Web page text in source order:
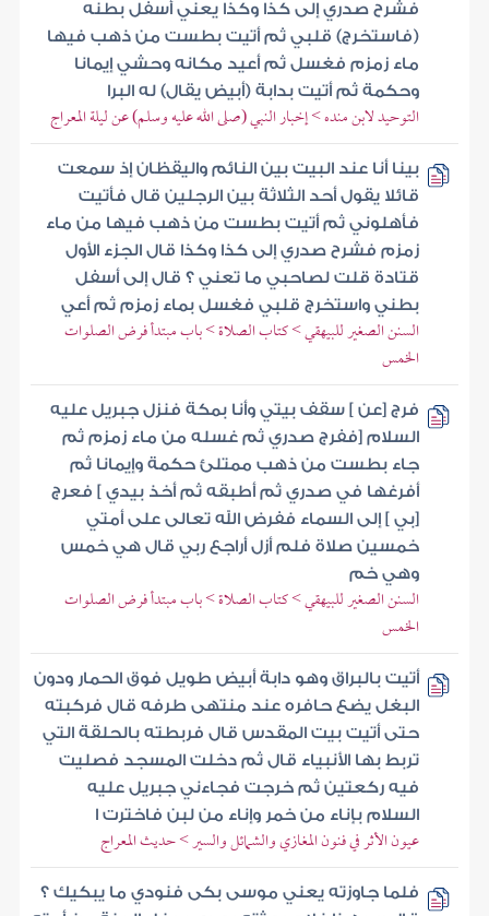
فشرح صدري إلى كذا وكذا يعني أسفل بطنه
(فاستخرج) قلبي ثم أتيت بطست من ذهب فيها
ماء زمزم فغسل ثم أعيد مكانه وحشي إيمانا
وحكمة ثم أتيت بدابة (أبيض يقال) له البرا
التوحيد لابن منده > إخبار النبي (صلى الله عليه وسلم) عن ليلة المعراج
بينا أنا عند البيت بين النائم واليقظان إذ سمعت
قائلا يقول أحد الثلاثة بين الرجلين قال فأتيت
فأهلوني ثم أتيت بطست من ذهب فيها من ماء
زمزم فشرح صدري إلى كذا وكذا قال الجزء الأول
قتادة قلت لصاحبي ما تعني ؟ قال إلى أسفل
بطني واستخرج قلبي فغسل بماء زمزم ثم أعي
السنن الصغير للبيهقي > كتاب الصلاة > باب مبتدأ فرض الصلوات
الخمس
فرج [عن ] سقف بيتي وأنا بمكة فنزل جبريل عليه
السلام [ففرج صدري ثم غسله من ماء زمزم ثم
جاء بطست من ذهب ممتلئ حكمة وإيمانا ثم
أفرغها في صدري ثم أطبقه ثم أخذ بيدي ] فعرج
[بي ] إلى السماء ففرض الله تعالى على أمتي
خمسين صلاة فلم أزل أراجع ربي قال هي خمس
وهي خم
السنن الصغير للبيهقي > كتاب الصلاة > باب مبتدأ فرض الصلوات
الخمس
أتيت بالبراق وهو دابة أبيض طويل فوق الحمار ودون
البغل يضع حافره عند منتهى طرفه قال فركبته
حتى أتيت بيت المقدس قال فربطته بالحلقة التي
تربط بها الأنبياء قال ثم دخلت المسجد فصليت
فيه ركعتين ثم خرجت فجاءني جبريل عليه
السلام بإناء من خمر وإناء من لبن فاخترت ا
عيون الأثر في فنون المغازي والشمائل والسير > حديث المعراج
فلما جاوزته يعني موسى بكى فنودي ما يبكيك ؟